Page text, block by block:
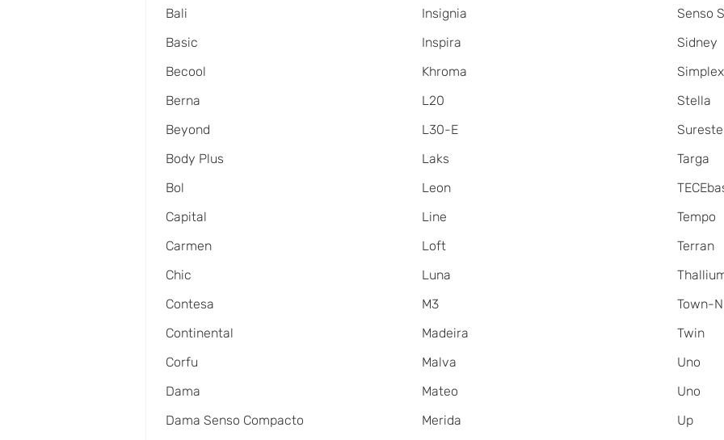
Bali
Basic
Becool
Berna
Beyond
Body Plus
Bol
Capital
Carmen
Chic
Contesa
Continental
Corfu
Dama
Dama Senso Compacto
Insignia
Inspira
Khroma
L20
L30-E
Laks
Leon
Line
Loft
Luna
M3
Madeira
Malva
Mateo
Merida
Senso
Sidney
Simplex
Stella
Sureste
Targa
Tempo
Terran
Town-N
Twin
Uno
Uno
Up